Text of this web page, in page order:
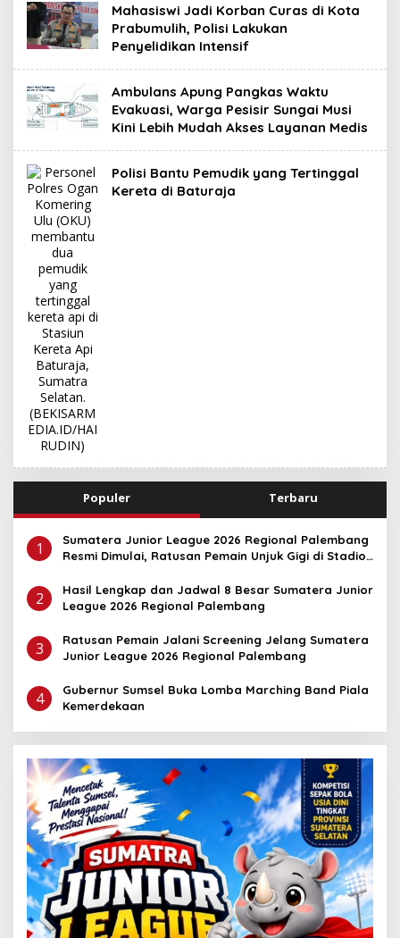
Mahasiswi Jadi Korban Curas di Kota
Prabumulih, Polisi Lakukan
Penyelidikan Intensif
Ambulans Apung Pangkas Waktu
Evakuasi, Warga Pesisir Sungai Musi
Kini Lebih Mudah Akses Layanan Medis
Polisi Bantu Pemudik yang Tertinggal
Kereta di Baturaja
Populer Terbaru
1
Sumatera Junior League 2026 Regional Palembang
Resmi Dimulai, Ratusan Pemain Unjuk Gigi di Stadion
2
Hasil Lengkap dan Jadwal 8 Besar Sumatera Junior
League 2026 Regional Palembang
3
Ratusan Pemain Jalani Screening Jelang Sumatera
Junior League 2026 Regional Palembang
4
Gubernur Sumsel Buka Lomba Marching Band Piala
Kemerdekaan